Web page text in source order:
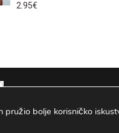
2.95€
bolje korisničko